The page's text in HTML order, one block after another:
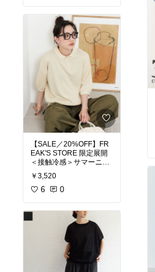
【SALE／20%OFF】FR
EAK'S STORE 限定展開
＜接触冷感＞サマーニッ
クスストア トップス ニッ
ト ブラック グリーン レ
￥3,520
6 0